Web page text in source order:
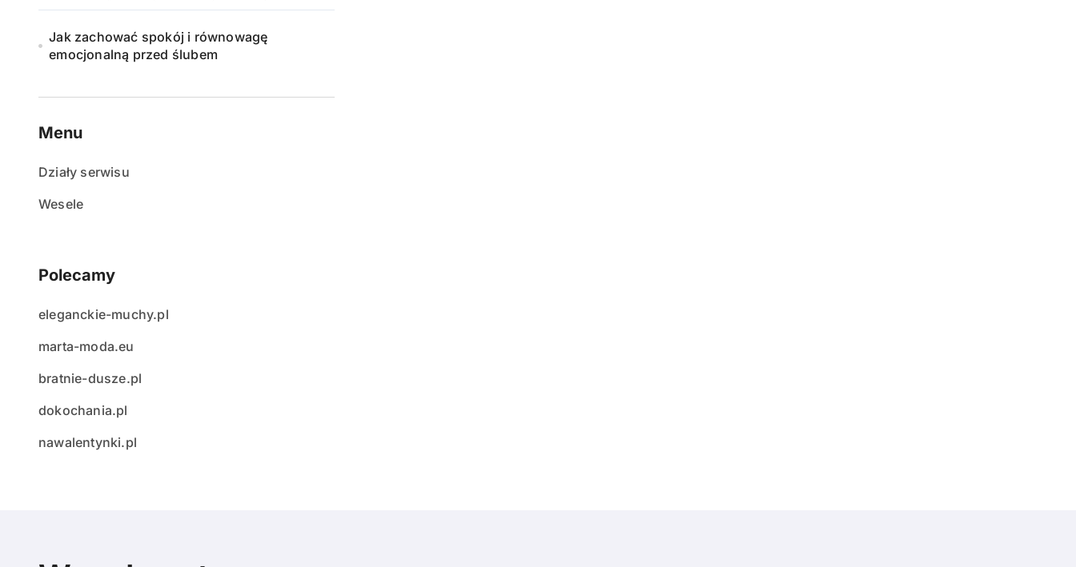
Jak zachować spokój i równowagę
emocjonalną przed ślubem
Menu
Działy serwisu
Wesele
Polecamy
eleganckie-muchy.pl
marta-moda.eu
bratnie-dusze.pl
dokochania.pl
nawalentynki.pl